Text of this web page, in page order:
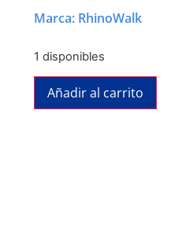
Marca: RhinoWalk
1 disponibles
Añadir al carrito